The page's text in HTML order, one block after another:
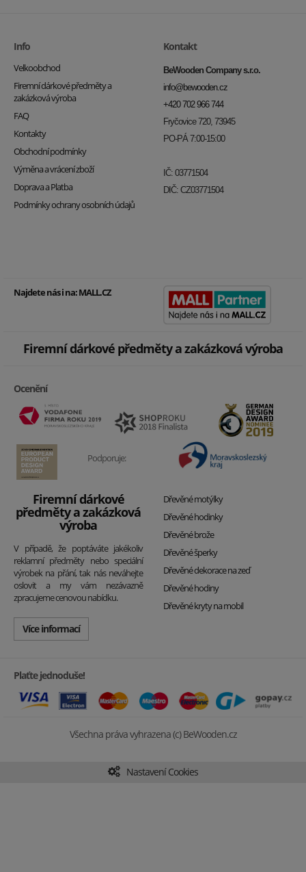
Info
Velkoobchod
Firemní dárkové předměty a
zakázková výroba
FAQ
Kontakty
Obchodní podmínky
Výměna a vrácení zboží
Doprava a Platba
Podmínky ochrany osobních údajů
Kontakt
BeWooden Company s.r.o.
info@bewooden.cz
+420 702 966 744
Fryčovice 720, 73945
PO-PÁ 7:00-15:00
IČ: 03771504
DIČ: CZ03771504
Najdete nás i na:MALL.CZ
Firemní dárkové předměty a zakázková výroba
Ocenění
Podporuje:
Firemní dárkové
předměty a zakázková
výroba
V případě, že poptáváte jakékoliv
reklamní předměty nebo speciální
výrobek na přání, tak nás neváhejte
oslovit a my vám nezávazně
zpracujeme cenovou nabídku.
Více informací
Dřevěné motýlky
Dřevěné hodinky
Dřevěné brože
Dřevěné šperky
Dřevěné dekorace na zeď
Dřevěné hodiny
Dřevěné kryty na mobil
Plaťte jednoduše!
Všechna práva vyhrazena (c) BeWooden.cz
Nastavení Cookies